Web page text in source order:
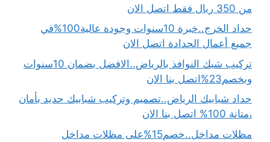
من 350 ريال فقط اتصل الان
حداد الخرج..خبرة 10سنوات وجودة عالية100%في
جميع أعمال الحدادة اتصل الان
تركيب شبك النوافذ بالرياض..الافضل بضمان 10سنوات
وبخصم23%اتصل بنا الان
حداد شبابيك الرياض..تصميم وتركيب شبابيك حديد بأمان
،متانة 100% اتصل بنا الان
مظلات مداخل..خصم15%على مظلات مداخل